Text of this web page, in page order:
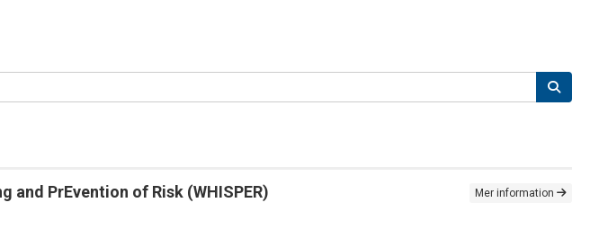
PrEvention of Risk (WHISPER) Mer information